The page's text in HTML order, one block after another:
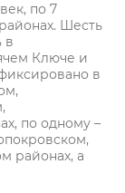
по 7
Шесть
в
Ключе и
в
по одному –
районах, а